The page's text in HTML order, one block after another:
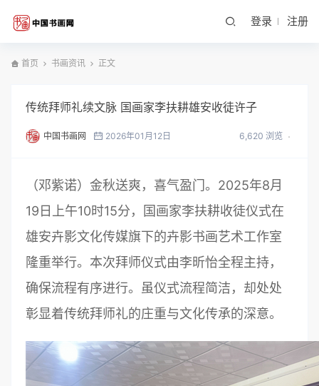
登录 注册
首页 书画资讯 正文
传统拜师礼续文脉 国画家李扶耕雄安收徒许子
中国书画网 2026年01月12日 6,620 浏览
（邓紫诺）金秋送爽，喜气盈门。2025年8月
19日上午10时15分，国画家李扶耕收徒仪式在
雄安卉影文化传媒旗下的卉影书画艺术工作室
隆重举行。本次拜师仪式由李昕怡全程主持，
确保流程有序进行。虽仪式流程简洁，却处处
彰显着传统拜师礼的庄重与文化传承的深意。